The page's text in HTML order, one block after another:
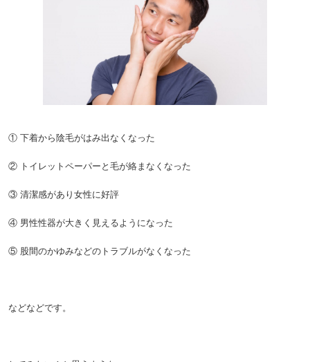
① 下着から陰毛がはみ出なくなった
② トイレットペーパーと毛が絡まなくなった
③ 清潔感があり女性に好評
④ 男性性器が大きく見えるようになった
⑤ 股間のかゆみなどのトラブルがなくなった
などなどです。